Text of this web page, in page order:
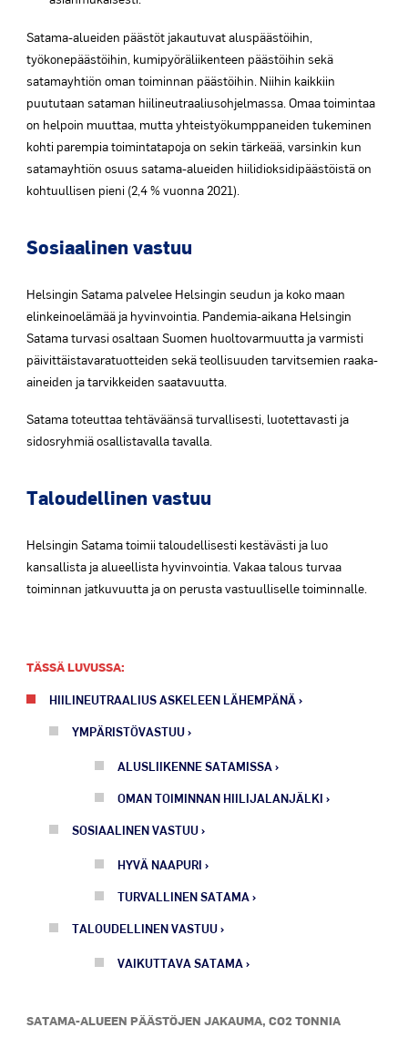
Satama-alueiden päästöt jakautuvat aluspäästöihin,
työkonepäästöihin, kumipyöräliikenteen päästöihin sekä
satamayhtiön oman toiminnan päästöihin. Niihin kaikkiin
puututaan sataman hiilineutraaliusohjelmassa. Omaa toimintaa
on helpoin muuttaa, mutta yhteistyökumppaneiden tukeminen
kohti parempia toimintatapoja on sekin tärkeää, varsinkin kun
satamayhtiön osuus satama-alueiden hiilidioksidipäästöistä on
kohtuullisen pieni (2,4 % vuonna 2021).
Sosiaalinen vastuu
Helsingin Satama palvelee Helsingin seudun ja koko maan
elinkeinoelämää ja hyvinvointia. Pandemia-aikana Helsingin
Satama turvasi osaltaan Suomen huoltovarmuutta ja varmisti
päivittäistavaratuotteiden sekä teollisuuden tarvitsemien raaka-
aineiden ja tarvikkeiden saatavuutta.
Satama toteuttaa tehtäväänsä turvallisesti, luotettavasti ja
sidosryhmiä osallistavalla tavalla.
Taloudellinen vastuu
Helsingin Satama toimii taloudellisesti kestävästi ja luo
kansallista ja alueellista hyvinvointia. Vakaa talous turvaa
toiminnan jatkuvuutta ja on perusta vastuulliselle toiminnalle.
TÄSSÄ LUVUSSA:
HIILINEUTRAALIUS ASKELEEN LÄHEMPÄNÄ
YMPÄRISTÖVASTUU
ALUSLIIKENNE SATAMISSA
OMAN TOIMINNAN HIILIJALANJÄLKI
SOSIAALINEN VASTUU
HYVÄ NAAPURI
TURVALLINEN SATAMA
TALOUDELLINEN VASTUU
VAIKUTTAVA SATAMA
SATAMA-ALUEEN PÄÄSTÖJEN JAKAUMA, CO2 TONNIA